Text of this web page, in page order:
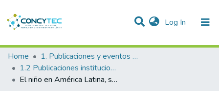
Log In (current)
Communities & Collections
Research Outputs
Home
1. Publicaciones y eventos institucionales
1.2 Publicaciones institucionales
El niño en América Latina, sus impactos biológicos y sociales: Bases para un monitoreo regional